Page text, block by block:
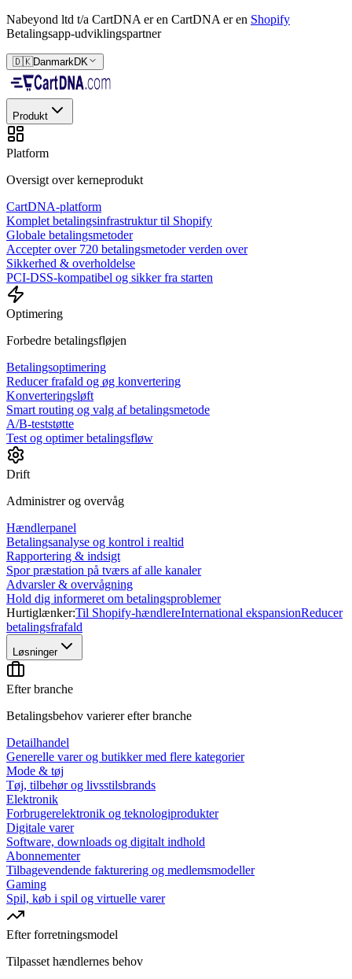
Nabeyond ltd t/a CartDNA er en CartDNA er en Shopify
Betalingsapp-udviklingspartner
🇩🇰DanmarkDK
Produkt
Platform
Oversigt over kerneprodukt
CartDNA-platform
Komplet betalingsinfrastruktur til Shopify
Globale betalingsmetoder
Accepter over 720 betalingsmetoder verden over
Sikkerhed & overholdelse
PCI-DSS-kompatibel og sikker fra starten
Optimering
Forbedre betalingsfløjen
Betalingsoptimering
Reducer frafald og øg konvertering
Konverteringsløft
Smart routing og valg af betalingsmetode
A/B-teststøtte
Test og optimer betalingsfløw
Drift
Administrer og overvåg
Hændlerpanel
Betalingsanalyse og kontrol i realtid
Rapportering & indsigt
Spor præstation på tværs af alle kanaler
Advarsler & overvågning
Hold dig informeret om betalingsproblemer
Hurtiglænker:Til Shopify-hændlereInternational ekspansionReducer
betalingsfrafald
Løsninger
Efter branche
Betalingsbehov varierer efter branche
Detailhandel
Generelle varer og butikker med flere kategorier
Mode & tøj
Tøj, tilbehør og livsstilsbrands
Elektronik
Forbrugerelektronik og teknologiprodukter
Digitale varer
Software, downloads og digitalt indhold
Abonnementer
Tilbagevendende fakturering og medlemsmodeller
Gaming
Spil, køb i spil og virtuelle varer
Efter forretningsmodel
Tilpasset hændlernes behov